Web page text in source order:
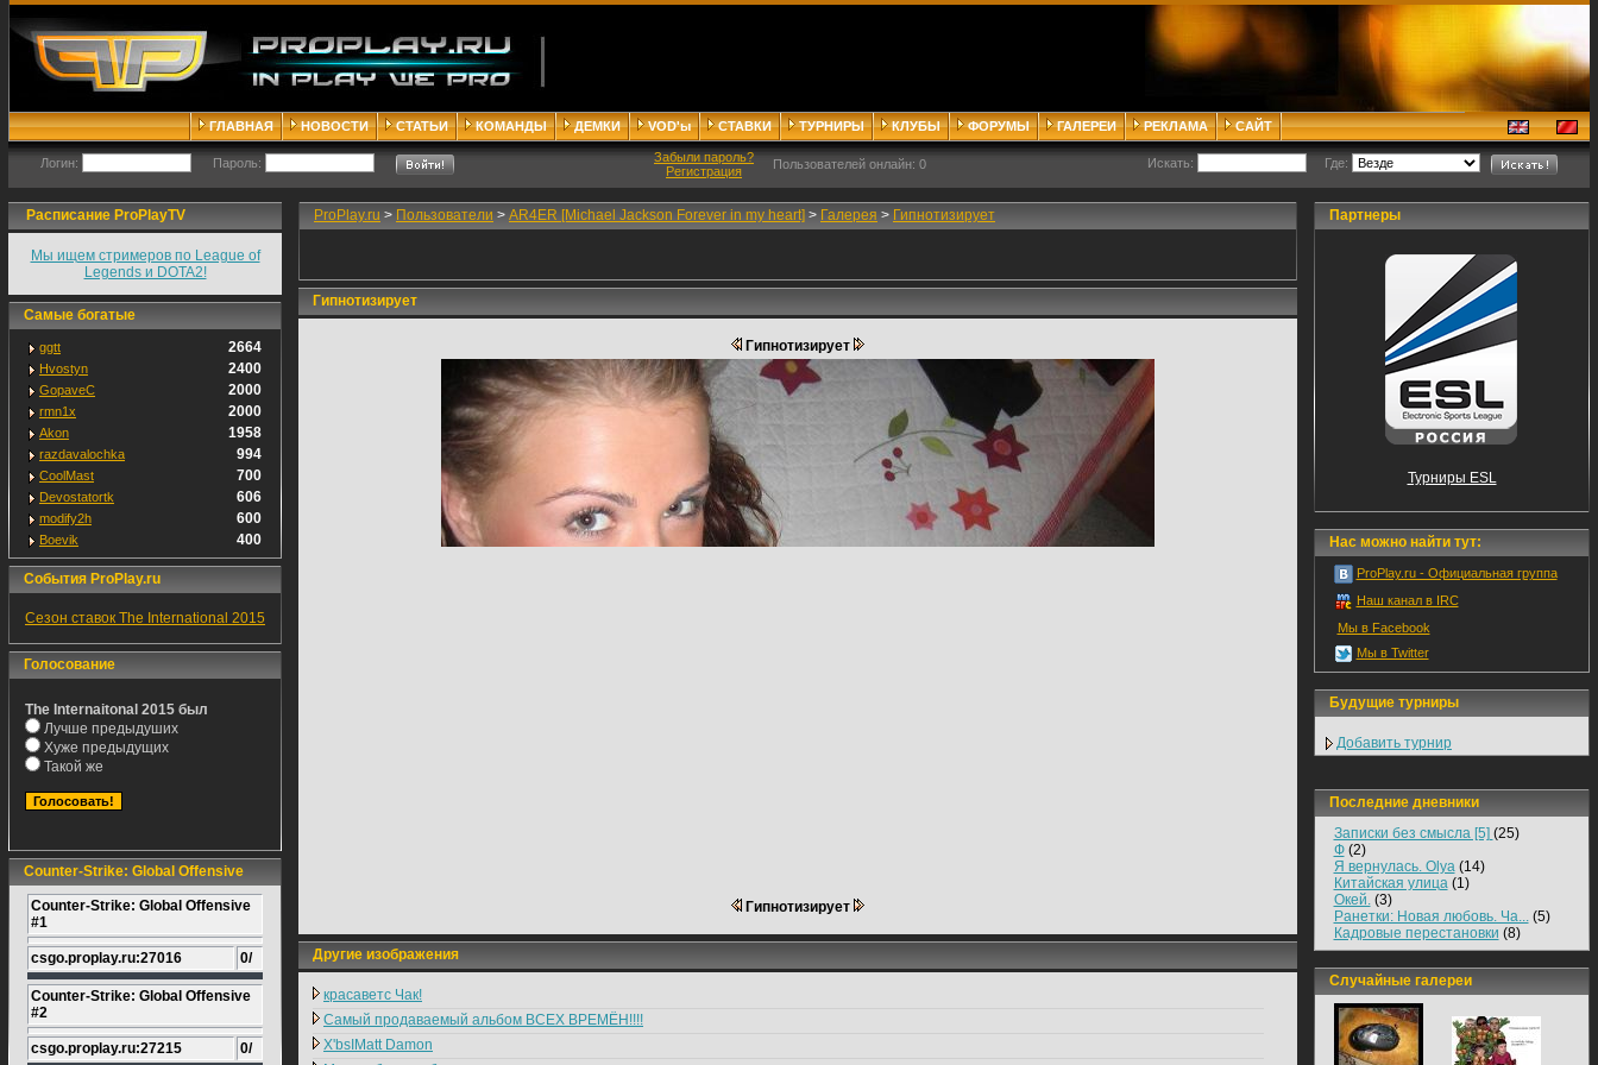
ГЛАВНАЯ НОВОСТИ СТАТЬИ КОМАНДЫ ДЕМКИ VOD'ы СТАВКИ ТУРНИРЫ КЛУБЫ ФОРУМЫ ГАЛЕРЕИ РЕКЛАМА САЙТ
Логин: Пароль:
Забыли пароль?
Регистрация
Пользователей онлайн: 0 Искать: Где:
Расписание ProPlayTV
Мы ищем стримеров по League of
Legends и DOTA2!
Самые богатые
ggtt 2664
Hvostyn 2400
GopaveC 2000
rmn1x 2000
Akon 1958
razdavalochka 994
CoolMast 700
Devostatortk 606
modify2h 600
Boevik 400
События ProPlay.ru
Сезон ставок The International 2015
Голосование
The Internaitonal 2015 был
Лучше предыдуших
Хуже предыдущих
Такой же
Counter-Strike: Global Offensive
Counter-Strike: Global Offensive
#1
csgo.proplay.ru:27016 0/
Counter-Strike: Global Offensive
#2
csgo.proplay.ru:27215 0/
ProPlay.ru > Пользователи > AR4ER [Michael Jackson Forever in my heart] > Галерея > Гипнотизирует
Гипнотизирует
Гипнотизирует
Гипнотизирует
Другие изображения
красаветс Чак!
Самый продаваемый альбом ВСЕХ ВРЕМЁН!!!!
X'bsIMatt Damon
Партнеры
Турниры ESL
Нас можно найти тут:
ProPlay.ru - Официальная группа
Наш канал в IRC
Мы в Facebook
Мы в Twitter
Будущие турниры
Добавить турнир
Последние дневники
Записки без смысла [5] (25)
Ф(2)
Я вернулась. Olya(14)
Китайская улица(1)
Окей.(3)
Ранетки: Новая любовь. Ча...(5)
Кадровые перестановки (8)
Случайные галереи